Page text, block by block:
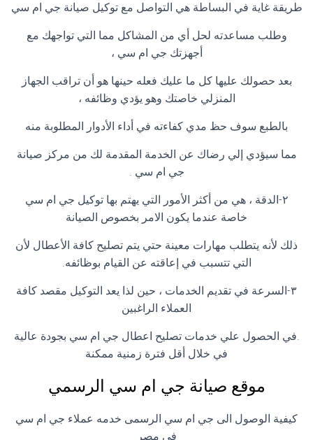
طريقة غاية في البساطة هي التواصل مع توكيل صيانة جي ام سي
وطلب مساعدته لحل أي من المشاكل مما التي تواجهك مع
أجهزتك جي ام سي ،
بعد حصولك عليها كل ما عليك فعله حينها هو أن تراقب الجهاز
المنزلي خاصتك وهو يؤدي وظائفه ،
بالطبع سوف حظ مدي كفاءته في أداء الأدوار المطلوبة منه
مما سيؤدي إلي رضاك عن الخدمة المقدمة لك من مركز صيانة
جي ام سي .
٢-الدقة ، هي من أكثر الأمور التي يهتم بها توكيل جي ام سي
خاصة عندما يكون الامر بخصوص الصيانة
ذلك لأنه يتطلب مهارات معينة حتي يتم تصليح كافة الأعطال لأن
التي تتسبب في إعاقته عن القيام بوظائفه.
٣-السرعة في تقديم الخدمات ، حين لذا يعد التوكيل مقصد كافة
العملاء الراغبين
.في الحصول علي خدمات تصليح اعطال جي ام سي بجودة عالية
في خلال أقل فترة زمنية ممكنة
موقع صيانة جي ام سي الرسمي
كيفية الوصول الى جي ام سي الرسمى خدمه عملاء جي ام سي
فى مصر